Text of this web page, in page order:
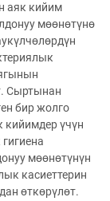
аяк кийим
мөөнөтүнө
Сыртынан
бир жолго
кийимдер үчүн
мөөнөтүнүн
касиеттерин
өткөрүлөт.